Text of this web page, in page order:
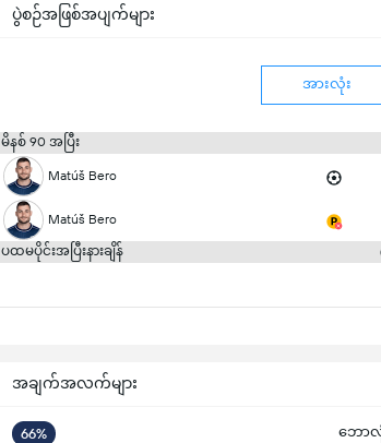
ပွဲစဉ်အဖြစ်အပျက်များ
အားလုံး
မိနစ် 90 အပြီး
Matúš Bero
Matúš Bero
ပထမပိုင်းအပြီးနားချိန်
အချက်အလက်များ
66% ဘော